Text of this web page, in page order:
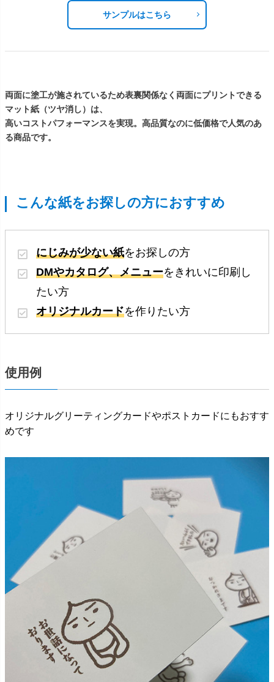
サンプルはこちら
両面に塗工が施されているため表裏関係なく両面にプリントできる
マット紙（ツヤ消し）は、
高いコストパフォーマンスを実現。高品質なのに低価格で人気のあ
る商品です。
こんな紙をお探しの方におすすめ
にじみが少ない紙をお探しの方
DMやカタログ、メニューをきれいに印刷し
たい方
オリジナルカードを作りたい方
使用例
オリジナルグリーティングカードやポストカードにもおすす
めです